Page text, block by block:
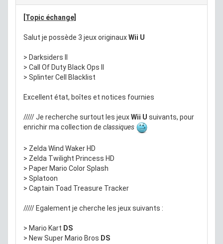
[Topic échange]
Salut je possède 3 jeux originauxWii U
> Darksiders II
> Call Of Duty Black Ops II
> Splinter Cell Blacklist
Excellent état, boîtes et notices fournies
///// Je recherche surtout les jeuxWii U suivants, pour
enrichir ma collection de classiques
> Zelda Wind Waker HD
> Zelda Twilight Princess HD
> Paper Mario Color Splash
> Splatoon
> Captain Toad Treasure Tracker
///// Egalement je cherche les jeux suivants :
> Mario Kart DS
> New Super Mario Bros DS